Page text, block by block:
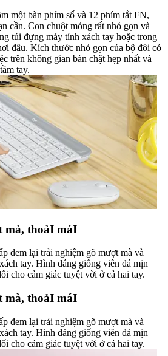
một bàn phím số và 12 phím tắt FN,
cần. Con chuột mỏng rất nhỏ gọn và
túi đựng máy tính xách tay hoặc trong
đâu. Kích thước nhỏ gọn của bộ đôi có
trên không gian bàn chật hẹp nhất và
tay.
mà, thoảI máI
đem lại trải nghiệm gõ mượt mà và
tay. Hình dáng giống viên đá mịn
cho cảm giác tuyệt vời ở cả hai tay.
mà, thoảI máI
đem lại trải nghiệm gõ mượt mà và
tay. Hình dáng giống viên đá mịn
cho cảm giác tuyệt vời ở cả hai tay.